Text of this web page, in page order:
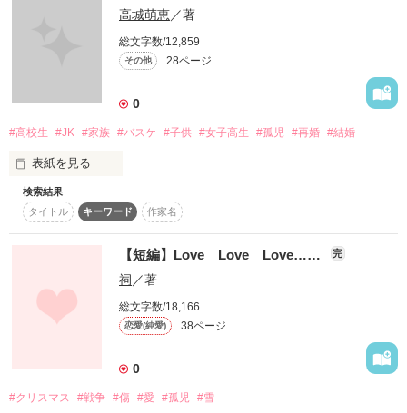
※ 注
「」は現在の台詞
『』は過去と想像の台詞
です。
☆ ★ ☆ ★ ☆ ★ ☆ ★
舞 櫻人さま
作品を読む
せめて、後生だから
あたし達の関係を
うやむやになんかしないで
～・～・～・～・～・～・～
高城萌恵／著
総文字数/12,859
その他 28ページ
0
#高校生 #JK #家族 #バスケ #子供 #女子高生 #孤児 #再婚 #結婚
表紙を見る
母が小さい頃に亡くなり、父と3人の兄弟と一緒に暮らす百丘
詔(ひおか みこと)。
彼女は男勝りで勝気なバスケ少女へと成長する。
そんな詔の父、舜和(しゅんわ)が再婚相手として連れてきたの
は同い年の高校2年生の少女、愛であった。
しかも高校生?
再婚なんて認めない!!
母が大好きで、今でも忘れる事が出来ない詔は再婚を断固反対
大人しめで女の子らしい清楚な少女を、男気に溢れるスポーツ
検索結果
タイトル
キーワード 作家名
【短編】Love Love Love…… 完
祠 ／著
総文字数/18,166
恋愛(純愛) 38ページ
0
#クリスマス #戦争 #傷 #愛 #孤児 #雪